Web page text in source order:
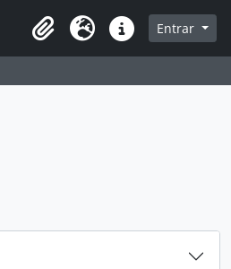
Idioma Atalhos Entrar